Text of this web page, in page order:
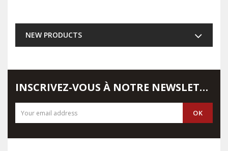
NEW PRODUCTS
INSCRIVEZ-VOUS À NOTRE NEWSLETTER